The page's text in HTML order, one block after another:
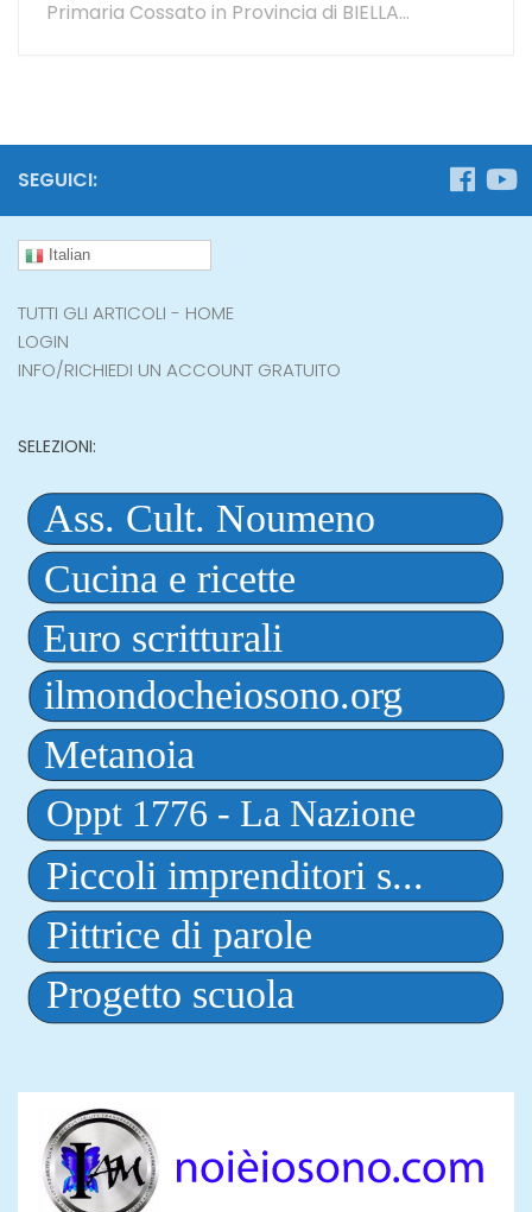
Primaria Cossato in Provincia di BIELLA...
SEGUICI:
Italian
TUTTI GLI ARTICOLI - HOME
LOGIN
INFO/RICHIEDI UN ACCOUNT GRATUITO
SELEZIONI: